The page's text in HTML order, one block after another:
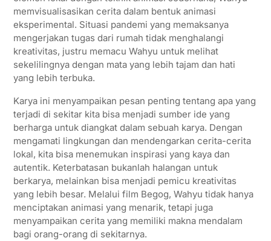
memvisualisasikan cerita dalam bentuk animasi
eksperimental. Situasi pandemi yang memaksanya
mengerjakan tugas dari rumah tidak menghalangi
kreativitas, justru memacu Wahyu untuk melihat
sekelilingnya dengan mata yang lebih tajam dan hati
yang lebih terbuka.
Karya ini menyampaikan pesan penting tentang apa yang
terjadi di sekitar kita bisa menjadi sumber ide yang
berharga untuk diangkat dalam sebuah karya. Dengan
mengamati lingkungan dan mendengarkan cerita-cerita
lokal, kita bisa menemukan inspirasi yang kaya dan
autentik. Keterbatasan bukanlah halangan untuk
berkarya, melainkan bisa menjadi pemicu kreativitas
yang lebih besar. Melalui film Begog, Wahyu tidak hanya
menciptakan animasi yang menarik, tetapi juga
menyampaikan cerita yang memiliki makna mendalam
bagi orang-orang di sekitarnya.